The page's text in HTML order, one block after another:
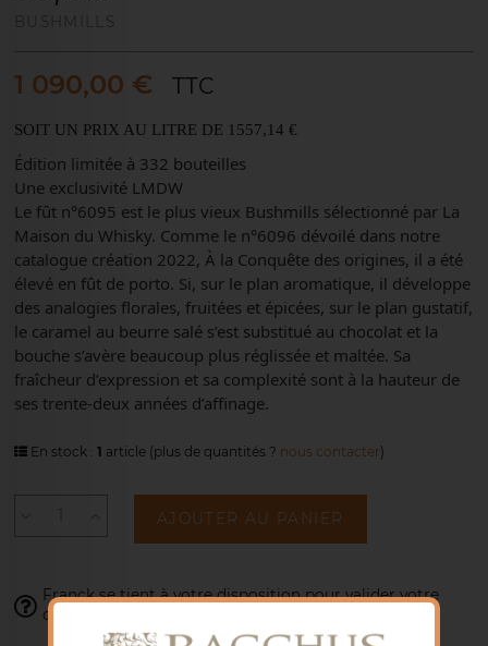
1 090,00 € TTC
SOIT UN PRIX AU LITRE DE 1557,14 €
Édition limitée à 332 bouteilles
Une exclusivité LMDW
Le fût n°6095 est le plus vieux Bushmills sélectionné par La
Maison du Whisky. Comme le n°6096 dévoilé dans notre
catalogue création 2022, À la Conquête des origines, il a été
élevé en fût de porto. Si, sur le plan aromatique, il développe
des analogies florales, fruitées et épicées, sur le plan gustatif,
le caramel au beurre salé s’est substitué au chocolat et la
bouche s’avère beaucoup plus réglissée et maltée. Sa
fraîcheur d’expression et sa complexité sont à la hauteur de
ses trente-deux années d’affinage.
En stock : 1 article(plus de quantités ? nous contacter)
AJOUTER AU PANIER
Franck se tient à votre disposition pourvalider votre
commande :